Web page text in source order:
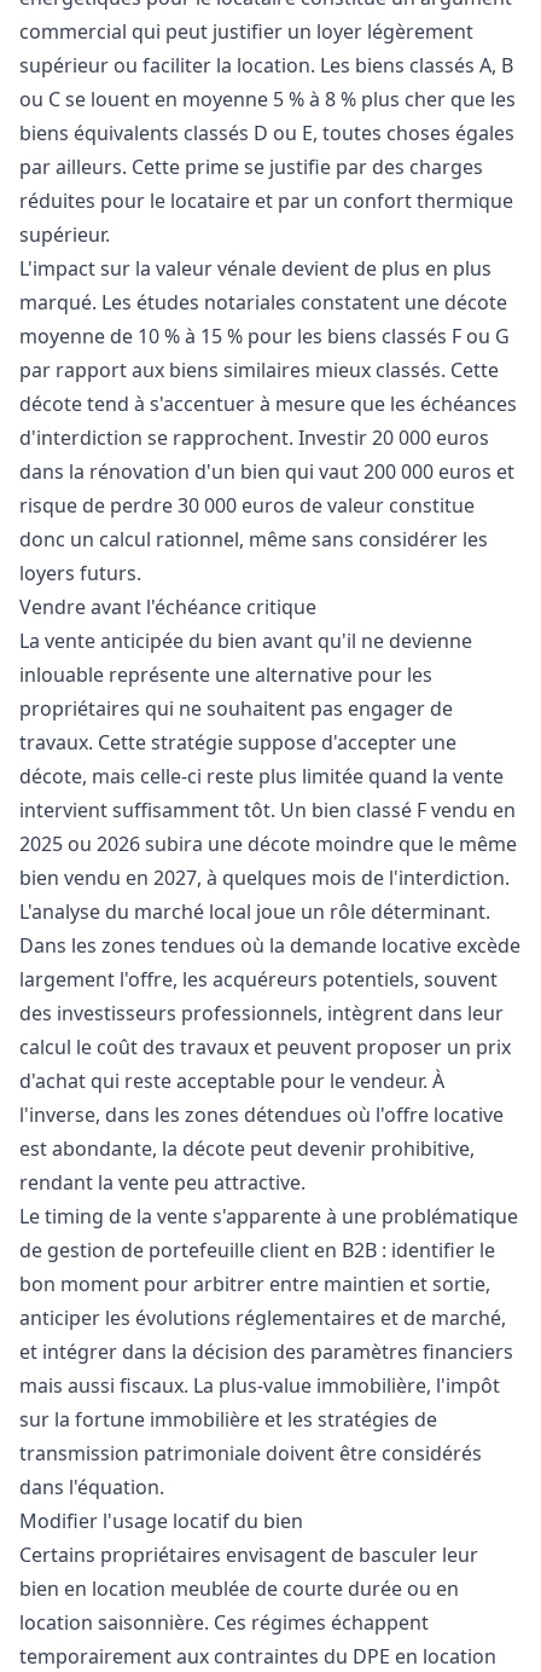
commercial qui peut justifier un loyer légèrement
supérieur ou faciliter la location. Les biens classés A, B
ou C se louent en moyenne 5 % à 8 % plus cher que les
biens équivalents classés D ou E, toutes choses égales
par ailleurs. Cette prime se justifie par des charges
réduites pour le locataire et par un confort thermique
supérieur.
L'impact sur la valeur vénale devient de plus en plus
marqué. Les études notariales constatent une décote
moyenne de 10 % à 15 % pour les biens classés F ou G
par rapport aux biens similaires mieux classés. Cette
décote tend à s'accentuer à mesure que les échéances
d'interdiction se rapprochent. Investir 20 000 euros
dans la rénovation d'un bien qui vaut 200 000 euros et
risque de perdre 30 000 euros de valeur constitue
donc un calcul rationnel, même sans considérer les
loyers futurs.
Vendre avant l'échéance critique
La vente anticipée du bien avant qu'il ne devienne
inlouable représente une alternative pour les
propriétaires qui ne souhaitent pas engager de
travaux. Cette stratégie suppose d'accepter une
décote, mais celle-ci reste plus limitée quand la vente
intervient suffisamment tôt. Un bien classé F vendu en
2025 ou 2026 subira une décote moindre que le même
bien vendu en 2027, à quelques mois de l'interdiction.
L'analyse du marché local joue un rôle déterminant.
Dans les zones tendues où la demande locative excède
largement l'offre, les acquéreurs potentiels, souvent
des investisseurs professionnels, intègrent dans leur
calcul le coût des travaux et peuvent proposer un prix
d'achat qui reste acceptable pour le vendeur. À
l'inverse, dans les zones détendues où l'offre locative
est abondante, la décote peut devenir prohibitive,
rendant la vente peu attractive.
Le timing de la vente s'apparente à une problématique
de gestion de portefeuille client en B2B : identifier le
bon moment pour arbitrer entre maintien et sortie,
anticiper les évolutions réglementaires et de marché,
et intégrer dans la décision des paramètres financiers
mais aussi fiscaux. La plus-value immobilière, l'impôt
sur la fortune immobilière et les stratégies de
transmission patrimoniale doivent être considérés
dans l'équation.
Modifier l'usage locatif du bien
Certains propriétaires envisagent de basculer leur
bien en location meublée de courte durée ou en
location saisonnière. Ces régimes échappent
temporairement aux contraintes du DPE en location